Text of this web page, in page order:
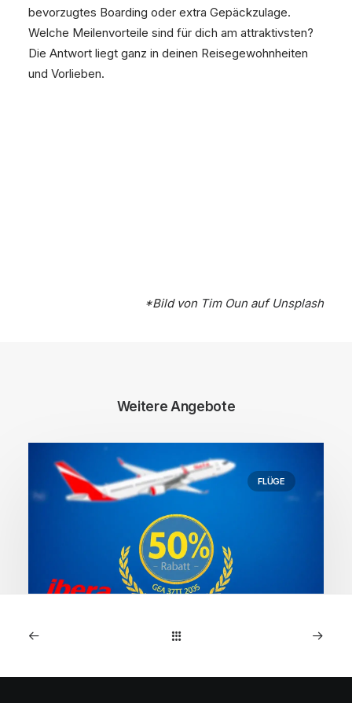
bevorzugtes Boarding oder extra Gepäckzulage.
Welche Meilenvorteile sind für dich am attraktivsten?
Die Antwort liegt ganz in deinen Reisegewohnheiten
und Vorlieben.
*Bild von Tim Ounauf Unsplash
Weitere Angebote
FLÜGE
1. Mai 2026